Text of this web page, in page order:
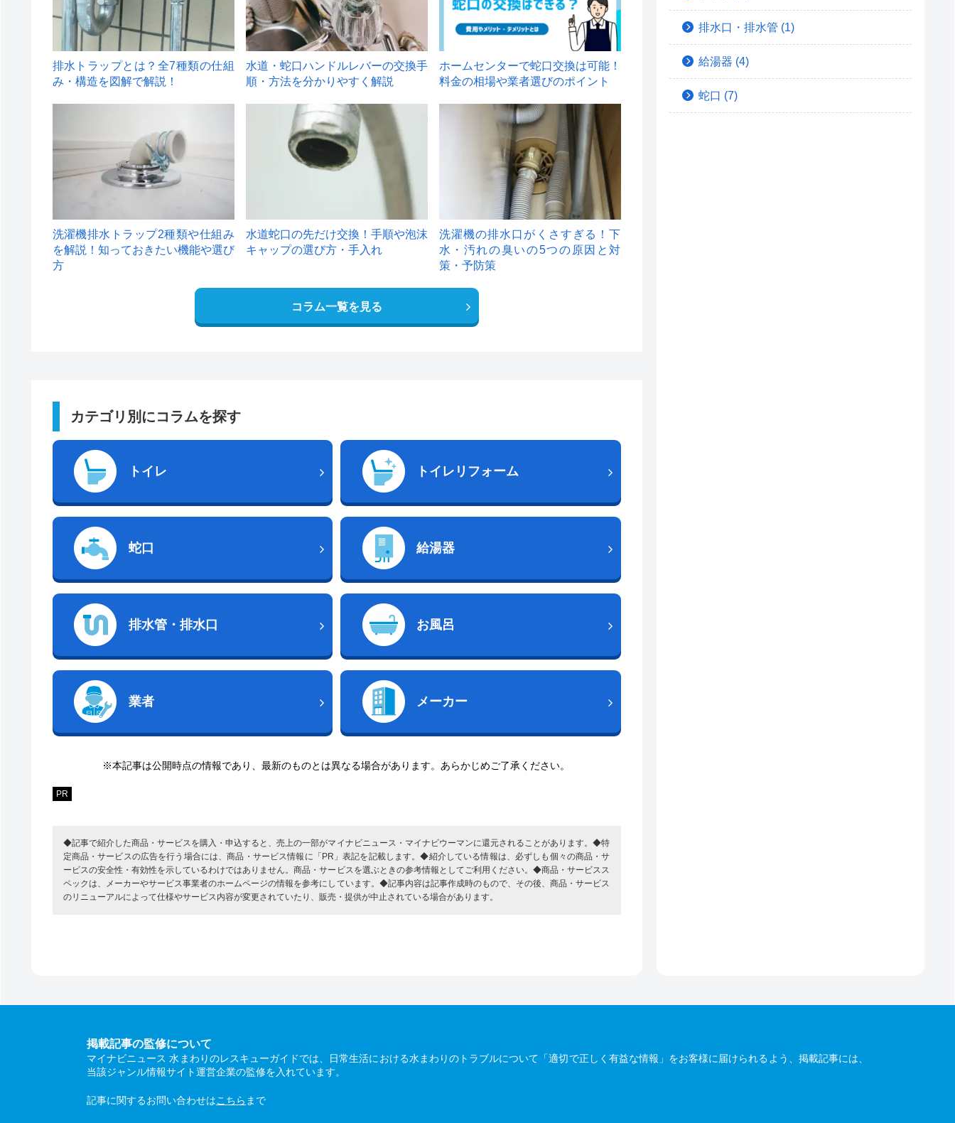
排水トラップとは？全7種類の仕組
み・構造を図解で解説！
水道・蛇口ハンドルレバーの交換手
順・方法を分かりやすく解説
ホームセンターで蛇口交換は可能！
料金の相場や業者選びのポイント
洗濯機排水トラップ2種類や仕組み
を解説！知っておきたい機能や選び
方
水道蛇口の先だけ交換！手順や泡沫
キャップの選び方・手入れ
洗濯機の排水口がくさすぎる！下
水・汚れの臭いの5つの原因と対
策・予防策
コラム一覧を見る
カテゴリ別にコラムを探す
トイレ トイレリフォーム
蛇口 給湯器
排水管・排水口 お風呂
業者 メーカー
※本記事は公開時点の情報であり、最新のものとは異なる場合があります。あらかじめご了承ください。
PR
◆記事で紹介した商品・サービスを購入・申込すると、売上の一部がマイナビニュース・マイナビウーマンに還元されることがあります。◆特
定商品・サービスの広告を行う場合には、商品・サービス情報に「PR」表記を記載します。◆紹介している情報は、必ずしも個々の商品・サ
ービスの安全性・有効性を示しているわけではありません。商品・サービスを選ぶときの参考情報としてご利用ください。◆商品・サービスス
ペックは、メーカーやサービス事業者のホームページの情報を参考にしています。◆記事内容は記事作成時のもので、その後、商品・サービス
のリニューアルによって仕様やサービス内容が変更されていたり、販売・提供が中止されている場合があります。
排水口・排水管 (1)
給湯器 (4)
蛇口 (7)
掲載記事の監修について
マイナビニュース 水まわりのレスキューガイドでは、日常生活における水まわりのトラブルについて「適切で正しく有益な情報」をお客様に届けられるよう、掲載記事には、
当該ジャンル情報サイト運営企業の監修を入れています。
記事に関するお問い合わせはこちら まで